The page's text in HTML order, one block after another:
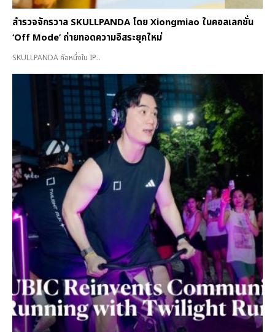
สำรวจจักรวาล SKULLPANDA โดย Xiongmiao ในคอลเลกชั่น
‘Off Mode’ ถ่ายทอดความอิสระยุคใหม่
SKULLPANDA คือหนึ่งใน IP...